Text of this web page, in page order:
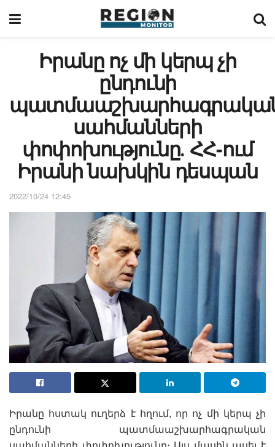
Իրանը ոչ մի կերպ չի
ընդունի
սահմանների
փոփոխությունը․ ՀՀ-ում
Իրանի նախկին դեսպան
2022/10/24 12:45
Իրանը հստակ ուղերձ է հղում, որ ոչ մի կերպ չի
ընդունի պատմաաշխարհագրական